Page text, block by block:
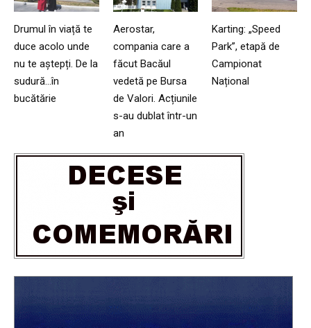
Drumul în viață te
duce acolo unde
nu te aștepți. De la
sudură…în
bucătărie
Aerostar,
compania care a
făcut Bacăul
vedetă pe Bursa
de Valori. Acțiunile
s-au dublat într-un
an
Karting: „Speed
Park”, etapă de
Campionat
Național